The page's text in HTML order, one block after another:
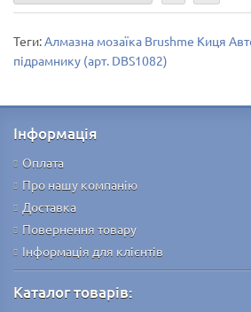
Теги:Алмазна мозаїка Brushme Киця
підрамнику (арт. DBS1082)
Інформація
Оплата
Про нашу компанію
Доставка
Повернення товару
Інформація для клієнтів
Каталог товарів: